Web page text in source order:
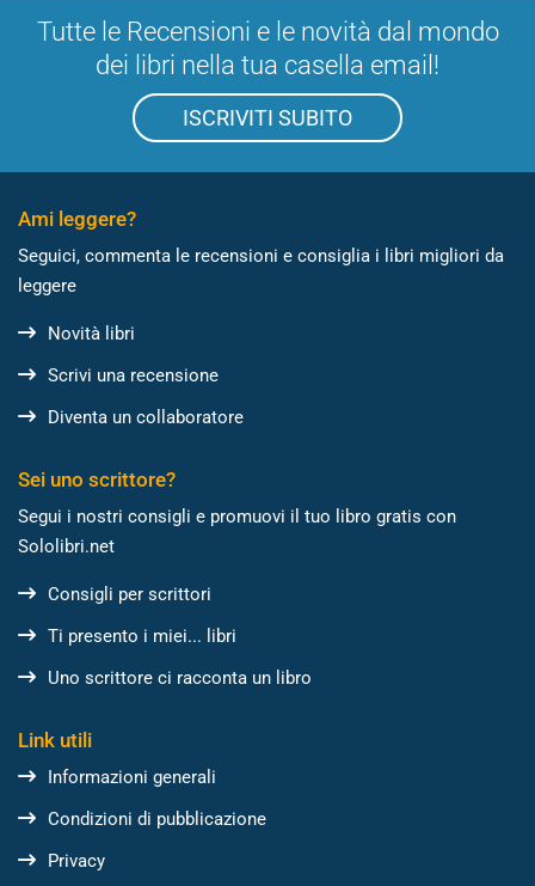
Tutte le Recensioni e le novità dal mondo
dei libri nella tua casella email!
ISCRIVITI SUBITO
Ami leggere?
Seguici, commenta le recensioni e consiglia i libri migliori da
leggere
Novità libri
Scrivi una recensione
Diventa un collaboratore
Sei uno scrittore?
Segui i nostri consigli e promuovi il tuo libro gratis con
Sololibri.net
Consigli per scrittori
Ti presento i miei... libri
Uno scrittore ci racconta un libro
Link utili
Informazioni generali
Condizioni di pubblicazione
Privacy